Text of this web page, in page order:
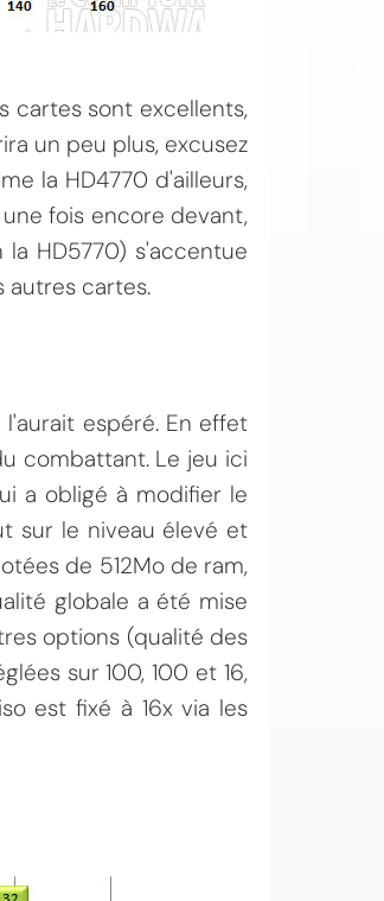
cartes sont excellents,
un peu plus, excusez
la HD4770 d'ailleurs,
fois encore devant,
HD5770) s'accentue
autres cartes.
espéré. En effet
combattant. Le jeu ici
a obligé à modifier le
sur le niveau élevé et
de 512Mo de ram,
globale a été mise
options (qualité des
sur 100, 100 et 16,
est fixé à 16x via les